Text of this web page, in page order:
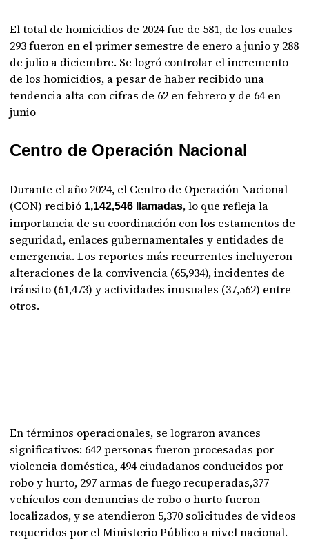
El total de homicidios de 2024 fue de 581, de los cuales
293 fueron en el primer semestre de enero a junio y 288
de julio a diciembre. Se logró controlar el incremento
de los homicidios, a pesar de haber recibido una
tendencia alta con cifras de 62 en febrero y de 64 en
junio
Centro de Operación Nacional
Durante el año 2024, el Centro de Operación Nacional
(CON) recibió 1,142,546 llamadas, lo que refleja la
importancia de su coordinación con los estamentos de
seguridad, enlaces gubernamentales y entidades de
emergencia. Los reportes más recurrentes incluyeron
alteraciones de la convivencia (65,934), incidentes de
tránsito (61,473) y actividades inusuales (37,562) entre
otros.
En términos operacionales, se lograron avances
significativos: 642 personas fueron procesadas por
violencia doméstica, 494 ciudadanos conducidos por
robo y hurto, 297 armas de fuego recuperadas,377
vehículos con denuncias de robo o hurto fueron
localizados, y se atendieron 5,370 solicitudes de videos
requeridos por el Ministerio Público a nivel nacional.